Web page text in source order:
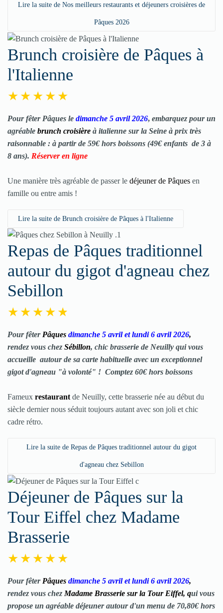
Lire la suite de Nos meilleurs restaurants et déjeuners croisières de
Pâques 2026
Brunch croisière de Pâques à
l'Italienne
Pour fêter Pâques le dimanche 5 avril 2026, embarquez pour un
agréable brunch croisière à italienne sur la Seine à prix très
raisonnable : à partir de 59€ hors boissons (49€ enfants de 3 à
8 ans). Réserver en ligne
Une manière très agréable de passer le déjeuner de Pâques en
famille ou entre amis !
Lire la suite de Brunch croisière de Pâques à l'Italienne
Repas de Pâques traditionnel
autour du gigot d'agneau chez
Sebillon
Pour fêter Pâques dimanche 5 avril et lundi 6 avril 2026,
rendez vous chez Sébillon, chic brasserie de Neuilly qui vous
accueille autour de sa carte habituelle avec un exceptionnel
gigot d'agneau "à volonté" ! Comptez 60€ hors boissons
Fameux restaurantde Neuilly, cette brasserie née au début du
siècle dernier nous séduit toujours autant avec son joli et chic
cadre rétro.
Lire la suite de Repas de Pâques traditionnel autour du gigot
d'agneau chez Sebillon
Déjeuner de Pâques sur la
Tour Eiffel chez Madame
Brasserie
Pour fêter Pâques dimanche 5 avril et lundi 6 avril 2026,
rendez vous chez Madame Brasserie sur la Tour Eiffel, qui vous
propose un agréable déjeuner autour d'un menu de 70,80€ hors